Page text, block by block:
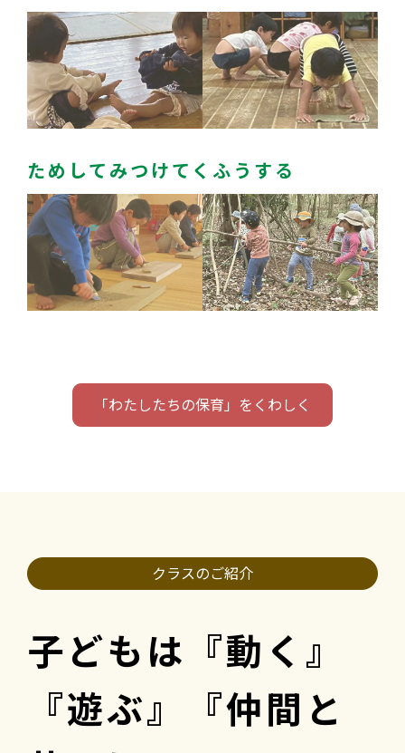
ためしてみつけてくふうする
「わたしたちの保育」をくわしく
クラスのご紹介
子どもは『動く』
『遊ぶ』『仲間と